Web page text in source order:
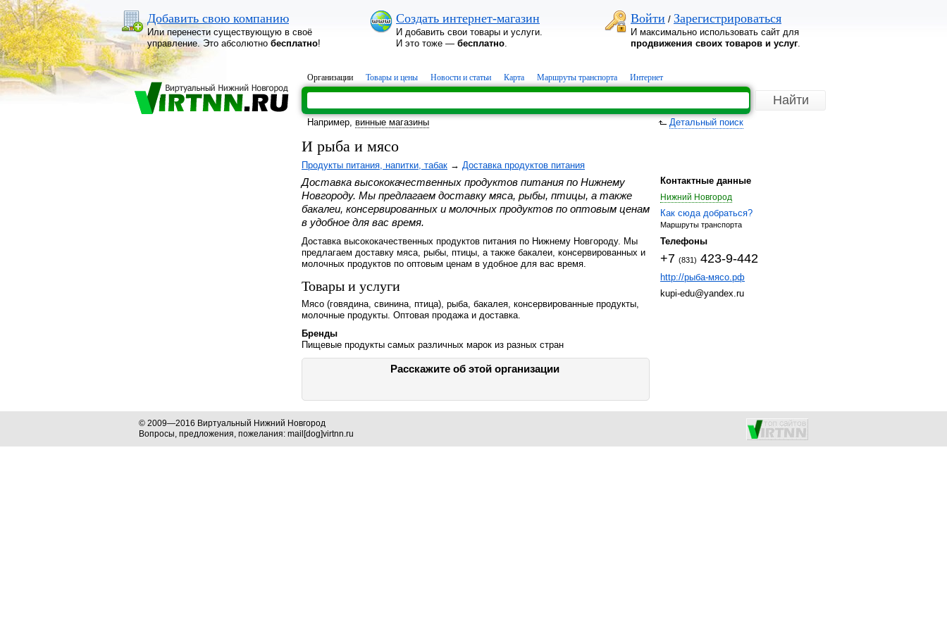
Добавить свою компанию
Или перенести существующую в своё
управление. Это абсолютно бесплатно!
Создать интернет-магазин
И добавить свои товары и услуги.
И это тоже — бесплатно.
Войти / Зарегистрироваться
И максимально использовать сайт для
продвижения своих товаров и услуг.
Организации Товары и цены Новости и статьи Карта Маршруты транспорта Интернет
Например, винные магазины Детальный поиск
И рыба и мясо
Продукты питания, напитки, табак → Доставка продуктов питания
Доставка высококачественных продуктов питания по Нижнему
Новгороду. Мы предлагаем доставку мяса, рыбы, птицы, а также
бакалеи, консервированных и молочных продуктов по оптовым ценам
в удобное для вас время.
Доставка высококачественных продуктов питания по Нижнему Новгороду. Мы
предлагаем доставку мяса, рыбы, птицы, а также бакалеи, консервированных и
молочных продуктов по оптовым ценам в удобное для вас время.
Товары и услуги
Мясо (говядина, свинина, птица), рыба, бакалея, консервированные продукты,
молочные продукты. Оптовая продажа и доставка.
Бренды
Пищевые продукты самых различных марок из разных стран
Расскажите об этой организации
Контактные данные
Нижний Новгород
Как сюда добраться?
Маршруты транспорта
Телефоны
+7 (831) 423-9-442
http://рыба-мясо.рф
kupi-edu@yandex.ru
© 2009—2016 Виртуальный Нижний Новгород
Вопросы, предложения, пожелания: mail[dog]virtnn.ru